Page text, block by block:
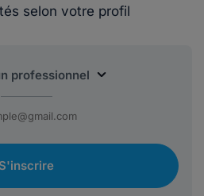
selon votre profil
S'inscrire